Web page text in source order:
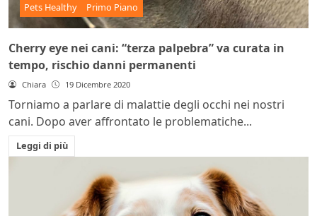
Pets Healthy Primo Piano
Cherry eye nei cani: “terza palpebra” va curata in
tempo, rischio danni permanenti
Chiara 19 Dicembre 2020
Torniamo a parlare di malattie degli occhi nei nostri
cani. Dopo aver affrontato le problematiche...
Leggi di più